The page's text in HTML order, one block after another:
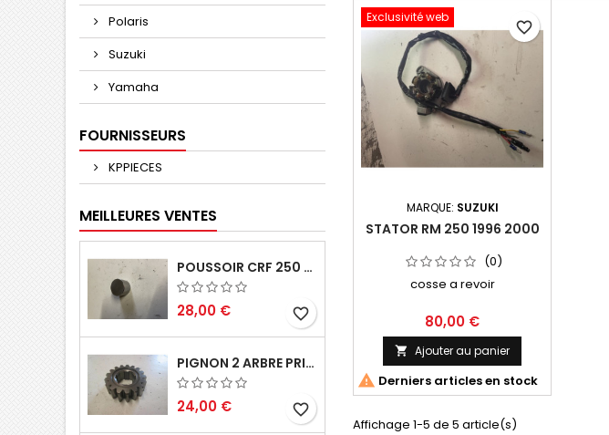
Polaris
Suzuki
Yamaha
FOURNISSEURS
KPPIECES
MEILLEURES VENTES
POUSSOIR CRF 250 2005 2006
28,00 € favorite_border
PIGNON 2 ARBRE PRIMAIRE CR 250 1994
24,00 € favorite_border
Exclusivité web
MARQUE: SUZUKI
STATOR RM 250 1996 2000
(0)
cosse a revoir
80,00 €
 Ajouter au panier
 Derniers articles en stock
favorite_border
Affichage 1-5 de 5 article(s)